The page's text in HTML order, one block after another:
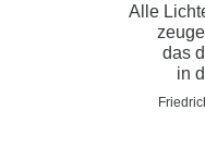
Alle
das
in